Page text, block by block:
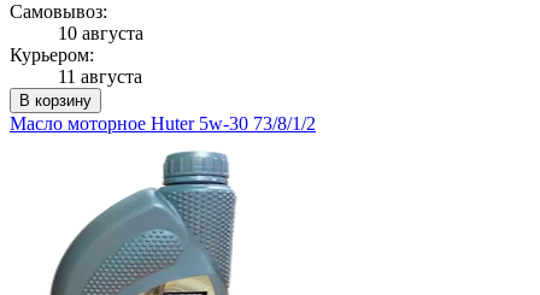
Самовывоз:
10 августа
Курьером:
11 августа
В корзину
Масло моторное Huter 5w-30 73/8/1/2